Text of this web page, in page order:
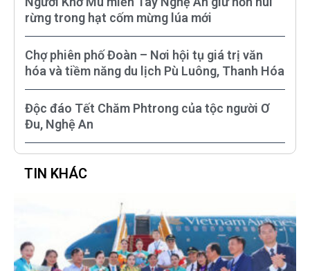
rừng trong hạt cốm mừng lúa mới
Chợ phiên phố Đoàn – Nơi hội tụ giá trị văn
hóa và tiềm năng du lịch Pù Luông, Thanh Hóa
Độc đáo Tết Chăm Phtrong của tộc người Ơ
Đu, Nghệ An
TIN KHÁC